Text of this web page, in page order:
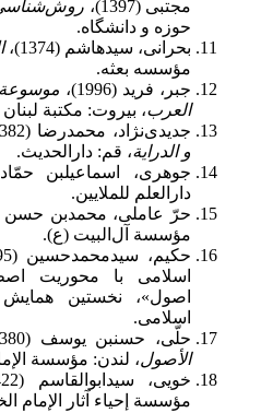
مجتبی (1397)،
حوزه و دانشگاه.
بحرانی، سیدهاشم (1374)،
مؤسسه بعثه.
جبر، فرید (1996)،
العرب، بیروت: مکتبة
جدیدی‌نژاد، محمدرضا (1382)،
و الدرایة، قم: دارالحدیث.
جوهری، اسماعیل‎بن حمّاد (1376ق)،
دارالعلم للملایین.
حرّ عاملی، محمدبن حسن
مؤسسة آل‌البیت (ع).
اسلامی با محوریت
اصول»، نخستین
اسلامی.
حلّی، حسن‎بن یوسف (1380)،
الأصول، لندن: مؤسسة
خویی، سیدابوالقاسم (1422ق)،
مؤسسة إحیاء آثار الإمام